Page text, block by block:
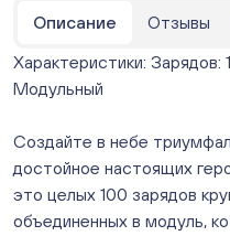
Нет в наличии
ежедневно с 10:00 до
Нет в наличии
ежедневно с 10:00 до
Нет в наличии
Молния Зоопарк -
Описание Отзывы
Характеристики:
Модульный
Создайте в небе
достойное настоящих
это целых 100 зарядов
объединенных в модуль,